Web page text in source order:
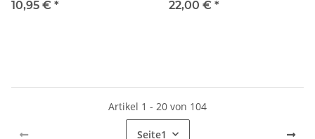
gehärteter Stahl
10,95 € *
11.6118.065.000,M18/M30
22,00 € *
Artikel 1 - 20 von 104
Seite1